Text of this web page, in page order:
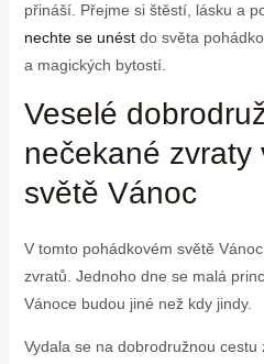
přináší. Přejme si štěstí, lásku a
nechte se unéstdo světa
a magických bytostí.
Veselé
nečekané zvraty
světě Vánoc
V tomto pohádkovém světě
zvratů. ‌Jednoho dne se malá
Vánoce budou jiné než kdy jindy.
Vydala se‌ na‍ dobrodružnou